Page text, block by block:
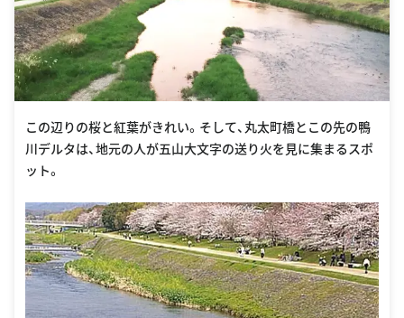
この辺りの桜と紅葉がきれい。そして、丸太町橋とこの先の鴨
川デルタは、地元の人が五山大文字の送り火を見に集まるスポ
ット。